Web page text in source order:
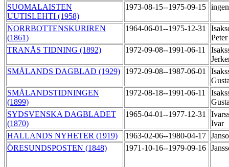
SUOMALAISTEN
UUTISLEHTI (1958)
1973-08-15--1975-09-15
NORRBOTTENSKURIREN
(1861)
1964-06-01--1975-12-31
TRANÅS TIDNING (1892)
1972-09-08--1991-06-11
SMÅLANDS DAGBLAD (1929)
1972-09-08--1987-06-01
SMÅLANDSTIDNINGEN
(1899)
1972-08-18--1991-06-11
SYDSVENSKA DAGBLADET
(1870)
1965-04-01--1977-12-31
Ivar
HALLANDS NYHETER (1919)
1963-02-06--1980-04-17
ÖRESUNDSPOSTEN (1848)
1971-10-16--1979-09-16